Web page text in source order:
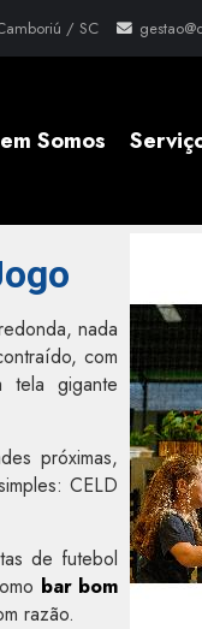
/ SC
Somos
nada
com
tela gigante
próximas,
CELD
de futebol
bar bom
razão.